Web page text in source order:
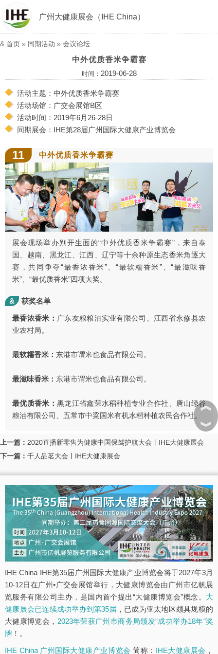
广州大健康展会（IHE China）
& 首页 » 同期活动 » 会议论坛
中外优质香米争霸赛
时间： 2019-06-28
活动主题：中外优质香米争霸赛
活动场馆：广交会展馆B区
活动时间：2019年6月26-28日
同期展会：IHE第28届广州国际大健康产业博览会
11 中外优质香米争霸赛
展会现场举办别开生面的“中外优质香米争霸赛”，来自泰
国、越南、黑龙江、江西、辽宁等十余种原生态香米角逐大
赛，共同争夺“最香浓香米”、“最软糯香米”、“最滋味香
米”、“最优质香米”四项大奖。
& 获奖名单
最香浓香米： 广东友粮粮油实业有限公司、江西省永修县农
业农村局。
最软糯香米： 东港市谓米也食品有限公司。
最滋味香米： 东港市谓米也食品有限公司。
最优质香米： 黑龙江省鑫荣水稻种植专业合作社、唐山绿谷
粮油有限公司、五常市中粱国米有机水稻种植农民合作社。
上一篇： 2020直播新零售为健康中国保驾护航大会丨IHE大健康展会
下一篇： 千人品茗大会丨IHE大健康展会
IHE China IHE第35届广州国际大健康产业博览会将于2027年3月
10-12日在广州•广交会展馆举行，大健康博览会由广州市亿帆展
览服务有限公司主办，是国内首个提出“大健康博览会”概念。 大
健康展会已连续成功举办到第35届 ，已成为亚太地区颇具规模的
大健康博览会， 2023年荣获广州市商务局颁发“成功举办18年”奖
牌 ！。
IHE China 广州国际大健康产业博览会 简称： IHE大健康展会 ，
︽
︾